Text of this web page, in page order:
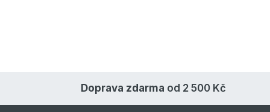
Doprava zdarma od 2 500 Kč